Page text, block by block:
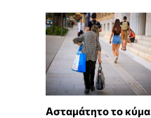
Ασταμάτητο το κύμα